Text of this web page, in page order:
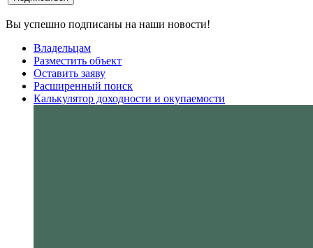
Вы успешно подписаны на наши новости!
Владельцам
Разместить объект
Оставить заяву
Расширенный поиск
Калькулятор доходности и окупаемости